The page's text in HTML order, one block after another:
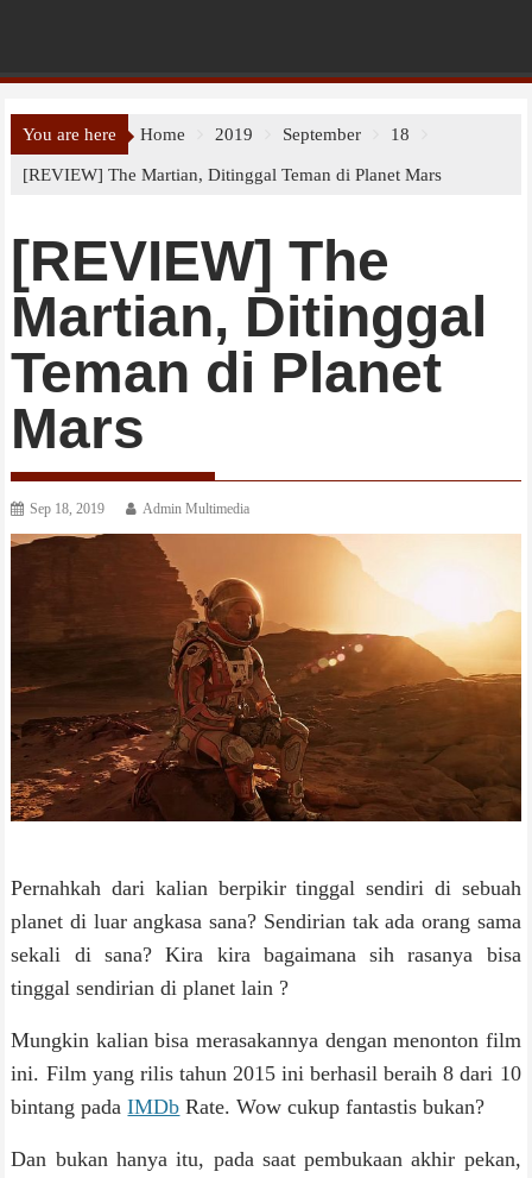
You are here Home 2019 September 18
[REVIEW] The Martian, Ditinggal Teman di Planet Mars
[REVIEW] The
Martian, Ditinggal
Teman di Planet
Mars
Sep 18, 2019 Admin Multimedia
Pernahkah dari kalian berpikir tinggal sendiri di sebuah
planet di luar angkasa sana? Sendirian tak ada orang sama
sekali di sana? Kira kira bagaimana sih rasanya bisa
tinggal sendirian di planet lain ?
Mungkin kalian bisa merasakannya dengan menonton film
ini. Film yang rilis tahun 2015 ini berhasil beraih 8 dari 10
bintang padaIMDb Rate. Wow cukup fantastis bukan?
Dan bukan hanya itu, pada saat pembukaan akhir pekan,